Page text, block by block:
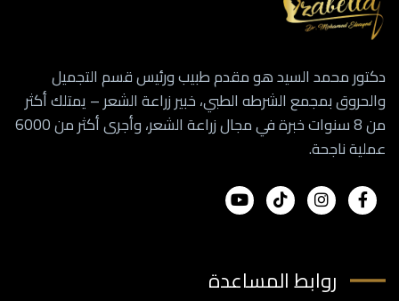
دكتور محمد السيد هو مقدم طبيب ورئيس قسم التجميل
والحروق بمجمع الشرطه الطبي، خبير زراعة الشعر – يمتلك أكثر
من 8 سنوات خبرة في مجال زراعة الشعر، وأجرى أكثر من 6000
عملية ناجحة.
روابط المساعدة